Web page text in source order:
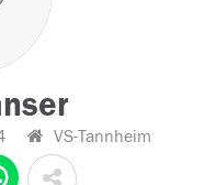
VS-Tannheim